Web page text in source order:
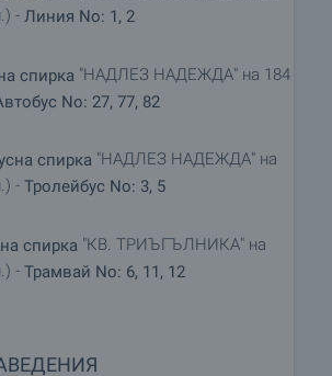
- Линия No: 1, 2
спирка "НАДЛЕЗ НАДЕЖДА" на 184
No: 27, 77, 82
спирка "НАДЛЕЗ НАДЕЖДА" на
- Тролейбус No: 3, 5
спирка "КВ. ТРИЪГЪЛНИКА" на
- Трамвай No: 6, 11, 12